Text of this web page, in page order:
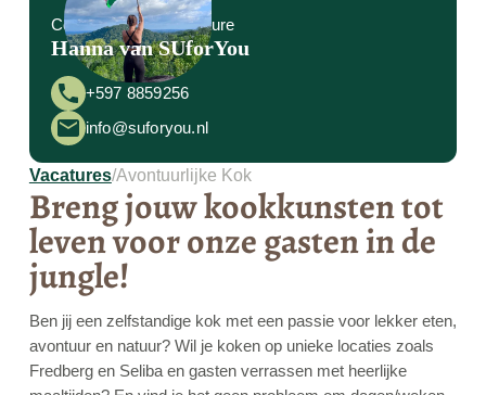
Vacatures/Avontuurlijke Kok
Breng jouw kookkunsten tot
leven voor onze gasten in de
jungle!
Ben jij een zelfstandige kok met een passie voor lekker eten,
avontuur en natuur? Wil je koken op unieke locaties zoals
Fredberg en Seliba en gasten verrassen met heerlijke
Contactpersoon vacature
Hanna van SUforYou
+597 8859256
info@suforyou.nl